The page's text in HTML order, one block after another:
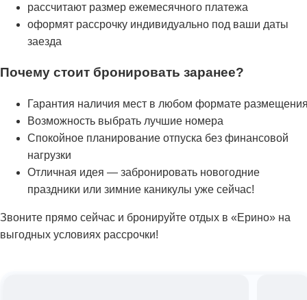
рассчитают размер ежемесячного платежа
оформят рассрочку индивидуально под ваши даты
заезда
Почему стоит бронировать заранее?
Гарантия наличия мест в любом формате
Возможность выбрать лучшие номера
Спокойное планирование отпуска без финансовой
нагрузки
Отличная идея — забронировать новогодние
праздники или зимние каникулы уже сейчас!
Звоните прямо сейчас и бронируйте отдых в «Ерино» на
выгодных условиях рассрочки!